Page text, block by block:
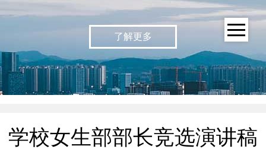
了解更多
学校女生部部长竞选演讲稿